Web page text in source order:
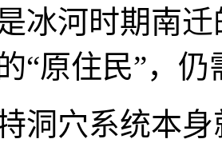
冰河时期南
“原住民”，
穴系统本身